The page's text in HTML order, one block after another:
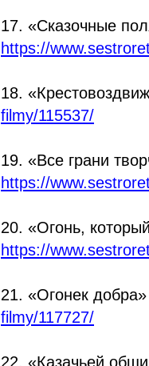
17. «Сказочные
https://
18.
filmy/115537/
19. «Все грани
https://
20. «Огонь,
https://
21. «Огонек
filmy/117727/
22. «Казачьей